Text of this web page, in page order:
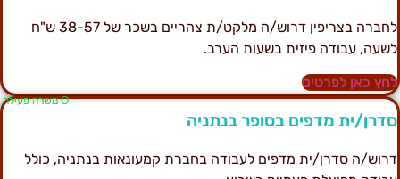
לחברה בצריפין דרוש/ה מלקט/ת צהריים בשכר של 38-57 ש"ח
עבודה פיזית בשעות הערב.
כאן לפרטים
Ο משרה פעילה
ית מדפים בסופר בנתניה
ה סדרן/ית מדפים לעבודה בחברת קמעונאות בנתניה, כולל